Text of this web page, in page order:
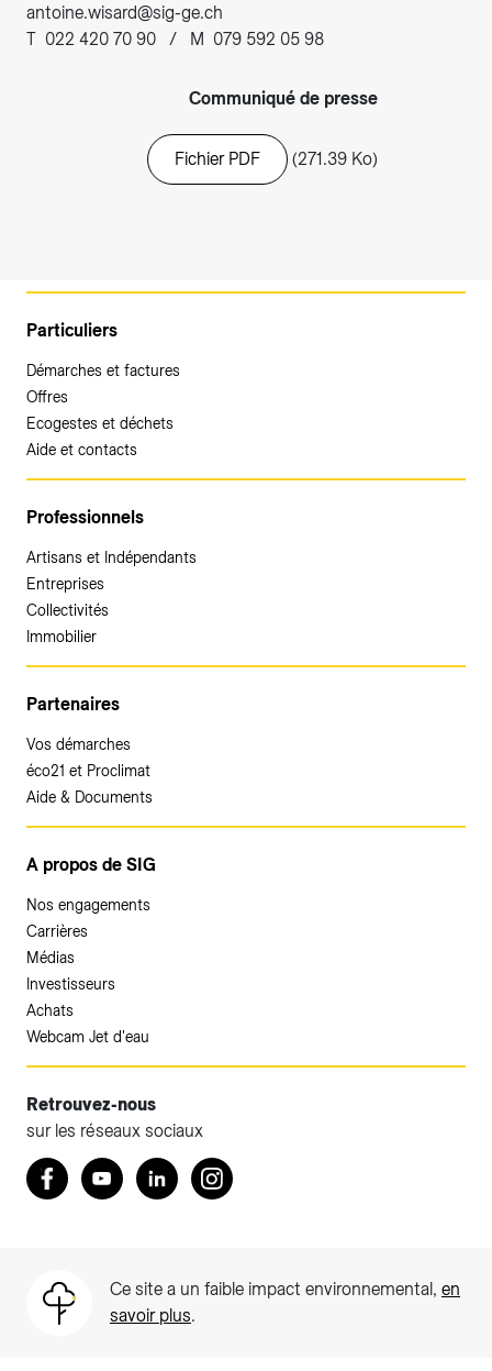
antoine.wisard@sig-ge.ch
T 022 420 70 90 / M 079 592 05 98
Communiqué de presse
Fichier PDF (271.39 Ko)
Particuliers
Démarches et factures
Offres
Ecogestes et déchets
Aide et contacts
Professionnels
Artisans et Indépendants
Entreprises
Collectivités
Immobilier
Partenaires
Vos démarches
éco21 et Proclimat
Aide & Documents
A propos de SIG
Nos engagements
Carrières
Médias
Investisseurs
Achats
Webcam Jet d'eau
Retrouvez-nous
sur les réseaux sociaux
Retrouvez nous sur Facebook
YoutubeLinkedInInstagram
Ce site a un faible impact environnemental, en
savoir plus.
Accéder à votre espace client SIG.
Votre espace client SIG n'est pas optimisé pour une
Particuliers)